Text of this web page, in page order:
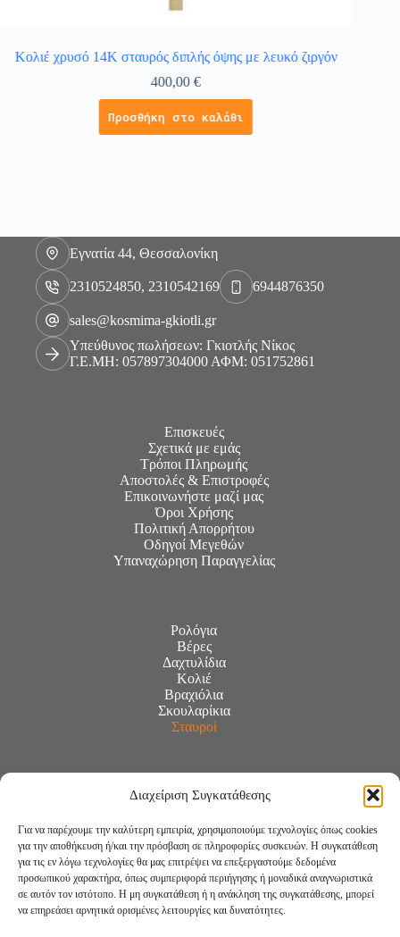
Διαχείριση Συγκατάθεσης
Για να παρέχουμε την καλύτερη εμπειρία, χρησιμοποιούμε τεχνολογίες όπως cookies
για την αποθήκευση ή/και την πρόσβαση σε πληροφορίες συσκευών. Η συγκατάθεση
για τις εν λόγω τεχνολογίες θα μας επιτρέψει να επεξεργαστούμε δεδομένα
προσωπικού χαρακτήρα, όπως συμπεριφορά περιήγησης ή μοναδικά αναγνωριστικά
σε αυτόν τον ιστότοπο. Η μη συγκατάθεση ή η ανάκληση της συγκατάθεσης, μπορεί
να επηρεάσει αρνητικά ορισμένες λειτουργίες και δυνατότητες.
Κολιέ χρυσό 14Κ σταυρός διπλής όψης με λευκό ζιργόν
400,00€
Προσθήκη στο καλάθι
Εγνατία 44, Θεσσαλονίκη
2310524850, 2310542169 6944876350
sales@kosmima-gkiotli.gr
Υπεύθυνος πωλήσεων: Γκιοτλής Νίκος
Γ.Ε.ΜΗ: 057897304000 ΑΦΜ: 051752861
Επισκευές
Σχετικά με εμάς
Τρόποι Πληρωμής
Αποστολές & Επιστροφές
Επικοινωνήστε μαζί μας
Όροι Χρήσης
Πολιτική Απορρήτου
Οδηγοί Μεγεθών
Υπαναχώρηση Παραγγελίας
Ρολόγια
Βέρες
Δαχτυλίδια
Κολιέ
Βραχιόλια
Σκουλαρίκια
Σταυροί